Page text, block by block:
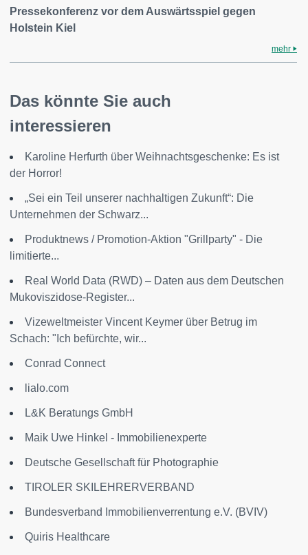
Pressekonferenz vor dem Auswärtsspiel gegen
Holstein Kiel
mehr
Das könnte Sie auch
interessieren
Karoline Herfurth über Weihnachtsgeschenke: Es ist
der Horror!
„Sei ein Teil unserer nachhaltigen Zukunft“: Die
Unternehmen der Schwarz...
Produktnews / Promotion-Aktion "Grillparty" - Die
limitierte...
Real World Data (RWD) – Daten aus dem Deutschen
Mukoviszidose-Register...
Vizeweltmeister Vincent Keymer über Betrug im
Schach: "Ich befürchte, wir...
Conrad Connect
lialo.com
L&K Beratungs GmbH
Maik Uwe Hinkel - Immobilienexperte
Deutsche Gesellschaft für Photographie
TIROLER SKILEHRERVERBAND
Bundesverband Immobilienverrentung e.V. (BVIV)
Quiris Healthcare